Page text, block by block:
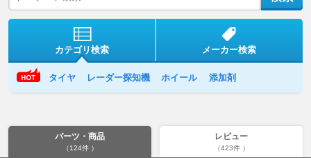
カテゴリ検索 メーカー検索
タイヤ レーダー探知機 ホイール 添加剤
パーツ・商品
（124件 ）
レビュー
（423件 ）